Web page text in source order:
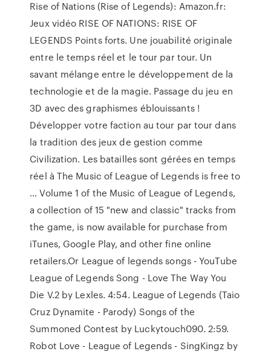
Rise of Nations (Rise of Legends): Amazon.fr:
Jeux vidéo RISE OF NATIONS: RISE OF
LEGENDS Points forts. Une jouabilité originale
entre le temps réel et le tour par tour. Un
savant mélange entre le développement de la
technologie et de la magie. Passage du jeu en
3D avec des graphismes éblouissants !
Développer votre faction au tour par tour dans
la tradition des jeux de gestion comme
Civilization. Les batailles sont gérées en temps
réel à The Music of League of Legends is free to
… Volume 1 of the Music of League of Legends,
a collection of 15 "new and classic" tracks from
the game, is now available for purchase from
iTunes, Google Play, and other fine online
retailers.Or League of legends songs - YouTube
League of Legends Song - Love The Way You
Die V.2 by Lexles. 4:54. League of Legends (Taio
Cruz Dynamite - Parody) Songs of the
Summoned Contest by Luckytouch090. 2:59.
Robot Love - League of Legends - SingKingz by